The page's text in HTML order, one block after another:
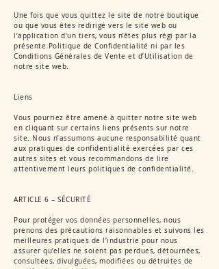
Une fois que vous quittez le site de notre boutique
ou que vous êtes redirigé vers le site web ou
l’application d’un tiers, vous n’êtes plus régi par la
présente Politique de Confidentialité ni par les
Conditions Générales de Vente et d’Utilisation de
notre site web.
Liens
Vous pourriez être amené à quitter notre site web
en cliquant sur certains liens présents sur notre
site. Nous n’assumons aucune responsabilité quant
aux pratiques de confidentialité exercées par ces
autres sites et vous recommandons de lire
attentivement leurs politiques de confidentialité.
ARTICLE 6 – SÉCURITÉ
Pour protéger vos données personnelles, nous
prenons des précautions raisonnables et suivons les
meilleures pratiques de l’industrie pour nous
assurer qu’elles ne soient pas perdues, détournées,
consultées, divulguées, modifiées ou détruites de